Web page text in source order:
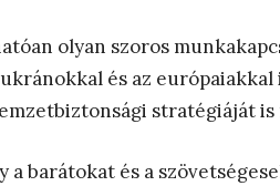
olyan szoros
és az európaiakkal
stratégiáját is
a barátokat és a